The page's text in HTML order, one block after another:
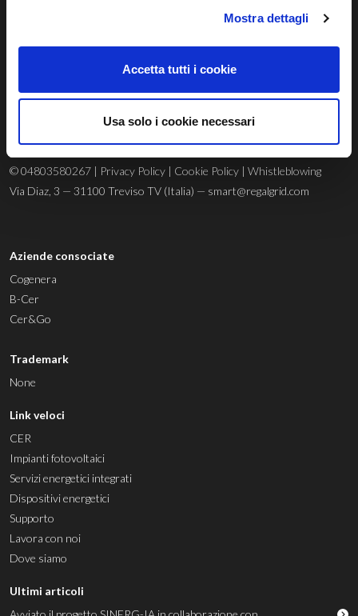
Mostra dettagli
Accetta tutti i cookie
Usa solo i cookie necessari
technology provider
innovativo con sede a Treviso, nato
innovativo di gestione dell’energia rinnovabile.
© 04803580267 | Privacy Policy | Cookie Policy | Whistleblowing
Via Diaz, 3 — 31100 Treviso TV (Italia) — smart@regalgrid.com
Aziende consociate
Cogenera
B-Cer
Cer&Go
Trademark
None
Link veloci
CER
Impianti fotovoltaici
Servizi energetici integrati
Dispositivi energetici
Supporto
Lavora con noi
Dove siamo
Ultimi articoli